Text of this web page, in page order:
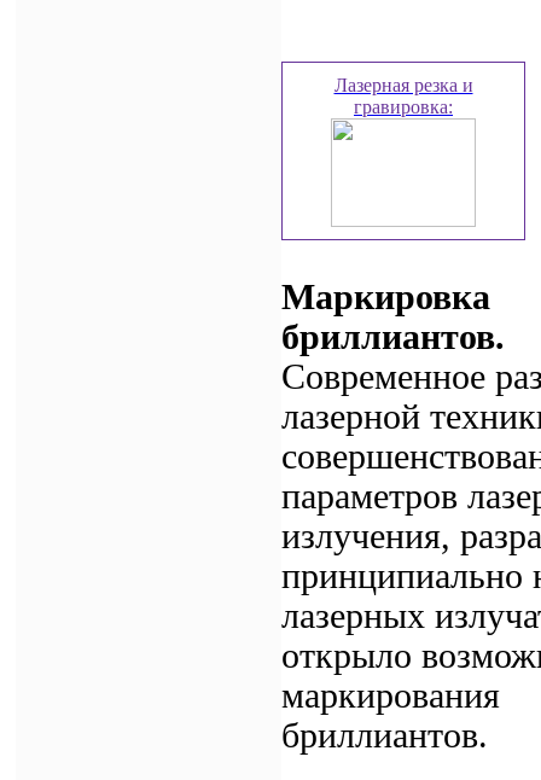
Лазерная резка и
гравировка:
Маркировка
бриллиантов.
Современное
лазерной
параметров
излучения,
принципиально
лазерных
открыло
маркирования
бриллиантов.